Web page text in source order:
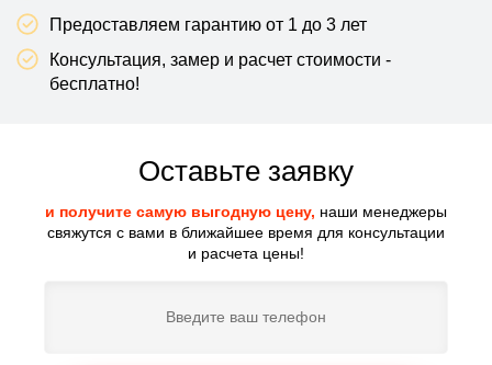
Предоставляем гарантию от 1 до 3 лет
Консультация, замер и расчет стоимости -
бесплатно!
Оставьте заявку
и получите самую выгодную цену, наши менеджеры
свяжутся с вами в ближайшее время для консультации
и расчета цены!